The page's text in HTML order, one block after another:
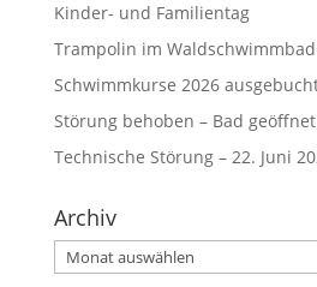
Kinder- und Familientag
Trampolin im Waldschwimmbad
Schwimmkurse 2026
Störung behoben – Bad geöffnet
Technische Störung – 22. Juni
Archiv
Archiv